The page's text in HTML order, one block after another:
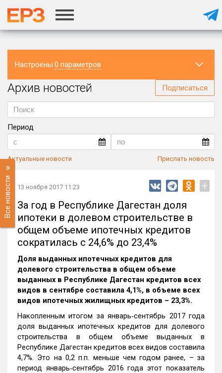
Настроены 0 параметров
Регион
Архив новостей Подписаться
Период
Актуальные новости Прислать новость
Все новости 13 ноября 2017 11:23 +
За год в Республике Дагестан доля
ипотеки в долевом строительстве в
общем объеме ипотечных кредитов
сократилась с 24,6% до 23,4%
Доля выданных ипотечных кредитов для
долевого строительства в общем объеме
выданных в Республике Дагестан кредитов всех
видов в сентябре составила 4,1%, в объеме всех
видов ипотечных жилищных кредитов – 23,3%.
Накопленным итогом за январь‑сентябрь 2017 года
доля выданных ипотечных кредитов для долевого
строительства в общем объеме выданных в
Республике Дагестан кредитов всех видов составила
4,7%. Это на 0,2 п.п. меньше чем годом ранее, – за
период январь‑сентябрь 2016 года этот показатель